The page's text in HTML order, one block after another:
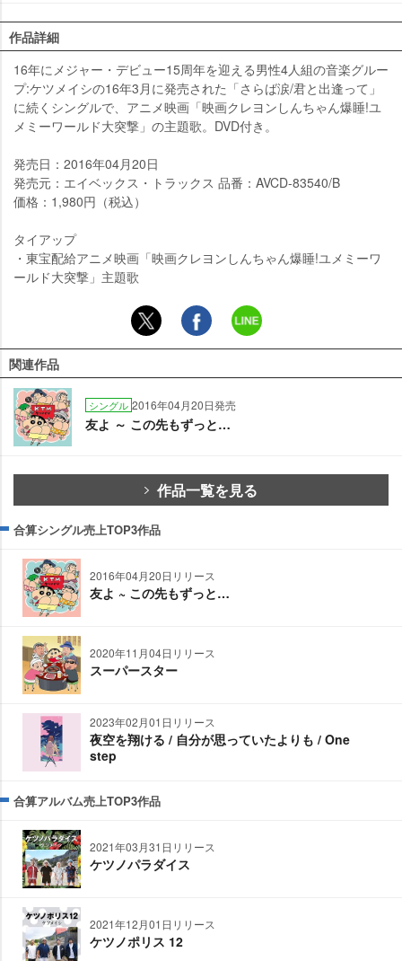
作品詳細
16年にメジャー・デビュー15周年を迎える男性4人組の音楽グルー
プ:ケツメイシの16年3月に発売された「さらば涙/君と出逢って」
に続くシングルで、アニメ映画「映画クレヨンしんちゃん爆睡!ユ
メミーワールド大突撃」の主題歌。DVD付き。
発売日：2016年04月20日
発売元：エイベックス・トラックス 品番：AVCD-83540/B
価格：1,980円（税込）
タイアップ
・東宝配給アニメ映画「映画クレヨンしんちゃん爆睡!ユメミーワ
ールド大突撃」主題歌
関連作品
シングル 2016年04月20日発売
友よ ～ この先もずっと…
作品一覧を見る
合算シングル売上TOP3作品
2016年04月20日リリース
友よ ~ この先もずっと…
2020年11月04日リリース
スーパースター
2023年02月01日リリース
夜空を翔ける / 自分が思っていたよりも / One
step
合算アルバム売上TOP3作品
2021年03月31日リリース
ケツノパラダイス
2021年12月01日リリース
ケツノポリス 12